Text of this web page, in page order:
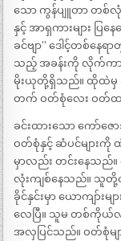
သော ကွန်ပျူတာ တစ်လုံ
နှင့် အာရှကားများ ပြ
ခင်ဗျာ” ဒေါင့်တစ်နေရ
သည့် အခန်းကို လိုက်ကာဖ
မိုးယုတို့ရှိသည်။ ထိုထဲမှ ခို
တက် ဝတ်စုံလေး ဝတ်ထ
ခင်းထားသော ကော်ဇ
ဝတ်စုံနှင့် ဆံပင်များကို
မှာလည်း တင်းနေသည်
လုံးကျစ်နေသည်။ သူတို့
ခိုင်နှင်းမှာ ယောကျာ်
လေပြီ။ သူမ တစ်ကိုယ်လုံ
အလှပြင်သည်။ ဝတ်စုံမျ